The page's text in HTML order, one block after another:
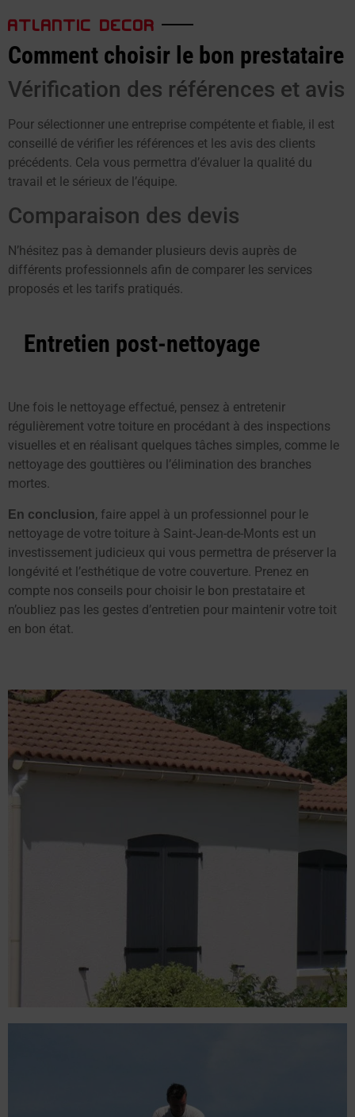
ATLANTIC DECOR
Comment choisir le bon prestataire
Vérification des références et avis
Pour sélectionner une entreprise compétente et fiable, il est
conseillé de vérifier les références et les avis des clients
précédents. Cela vous permettra d’évaluer la qualité du
travail et le sérieux de l’équipe.
Comparaison des devis
N’hésitez pas à demander plusieurs devis auprès de
différents professionnels afin de comparer les services
proposés et les tarifs pratiqués.
Entretien post-nettoyage
Une fois le nettoyage effectué, pensez à entretenir
régulièrement votre toiture en procédant à des inspections
visuelles et en réalisant quelques tâches simples, comme le
nettoyage des gouttières ou l’élimination des branches
mortes.
En conclusion, faire appel à un professionnel pour le
nettoyage de votre toiture à Saint-Jean-de-Monts est un
investissement judicieux qui vous permettra de préserver la
longévité et l’esthétique de votre couverture. Prenez en
compte nos conseils pour choisir le bon prestataire et
n’oubliez pas les gestes d’entretien pour maintenir votre toit
en bon état.